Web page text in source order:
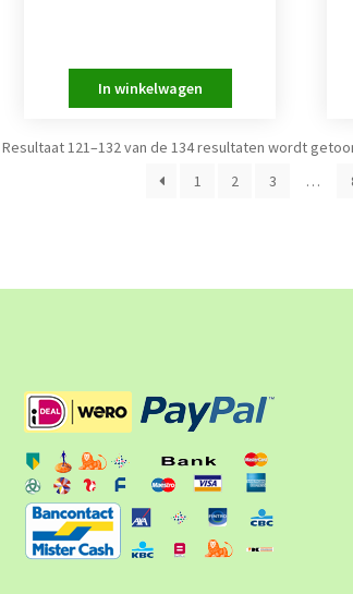
Resultaat 121–132 van de 134 resultaten wordt
1
2 3 …